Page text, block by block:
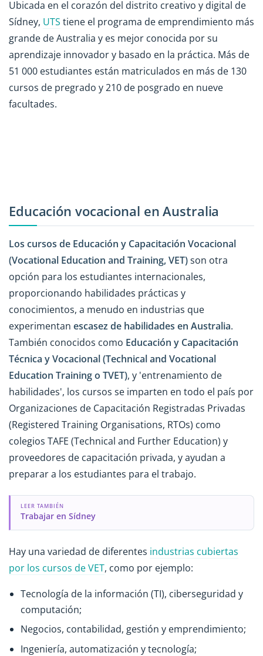
Ubicada en el corazón del distrito creativo y digital de
Sídney, UTS tiene el programa de emprendimiento más
grande de Australia y es mejor conocida por su
aprendizaje innovador y basado en la práctica. Más de
51 000 estudiantes están matriculados en más de 130
cursos de pregrado y 210 de posgrado en nueve
facultades.
Educación vocacional en Australia
Los cursos de Educación y Capacitación Vocacional
(Vocational Education and Training, VET)son otra
opción para los estudiantes internacionales,
proporcionando habilidades prácticas y
conocimientos, a menudo en industrias que
experimentan escasez de habilidades en Australia.
También conocidos como Educación y Capacitación
Técnica y Vocacional (Technical and Vocational
Education Training o TVET), y 'entrenamiento de
habilidades', los cursos se imparten en todo el país por
Organizaciones de Capacitación Registradas Privadas
(Registered Training Organisations, RTOs) como
colegios TAFE (Technical and Further Education) y
proveedores de capacitación privada, y ayudan a
preparar a los estudiantes para el trabajo.
LEER TAMBIÉN
Trabajar en Sídney
Hay una variedad de diferentes industrias cubiertas
por los cursos de VET, como por ejemplo:
Tecnología de la información (TI), ciberseguridad y
computación;
Negocios, contabilidad, gestión y emprendimiento;
Ingeniería, automatización y tecnología;